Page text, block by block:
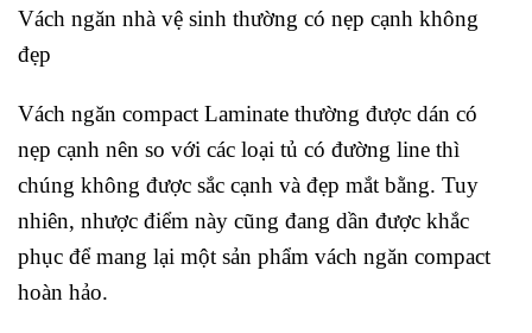
Vách ngăn nhà vệ sinh thường có nẹp cạnh không
đẹp
Vách ngăn compact Laminate thường được dán có
nẹp cạnh nên so với các loại tủ có đường line thì
chúng không được sắc cạnh và đẹp mắt bằng. Tuy
nhiên, nhược điểm này cũng đang dần được khắc
phục để mang lại một sản phẩm vách ngăn compact
hoàn hảo.